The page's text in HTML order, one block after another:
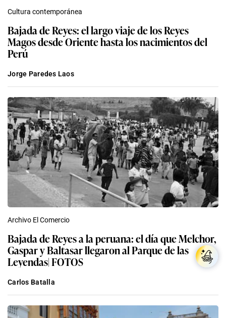
Cultura contemporánea
Bajada de Reyes: el largo viaje de los Reyes
Magos desde Oriente hasta los nacimientos del
Perú
Jorge Paredes Laos
Archivo El Comercio
Bajada de Reyes a la peruana: el día que Melchor,
Gaspar y Baltasar llegaron al Parque de las
Leyendas| FOTOS
Carlos Batalla